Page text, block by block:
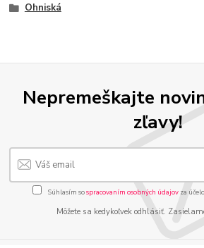
Ohniská
Nepremeškajte
zľavy!
Súhlasím sospracovaním osobných údajov za
Môžete sa kedykoľvek odhlásiť.